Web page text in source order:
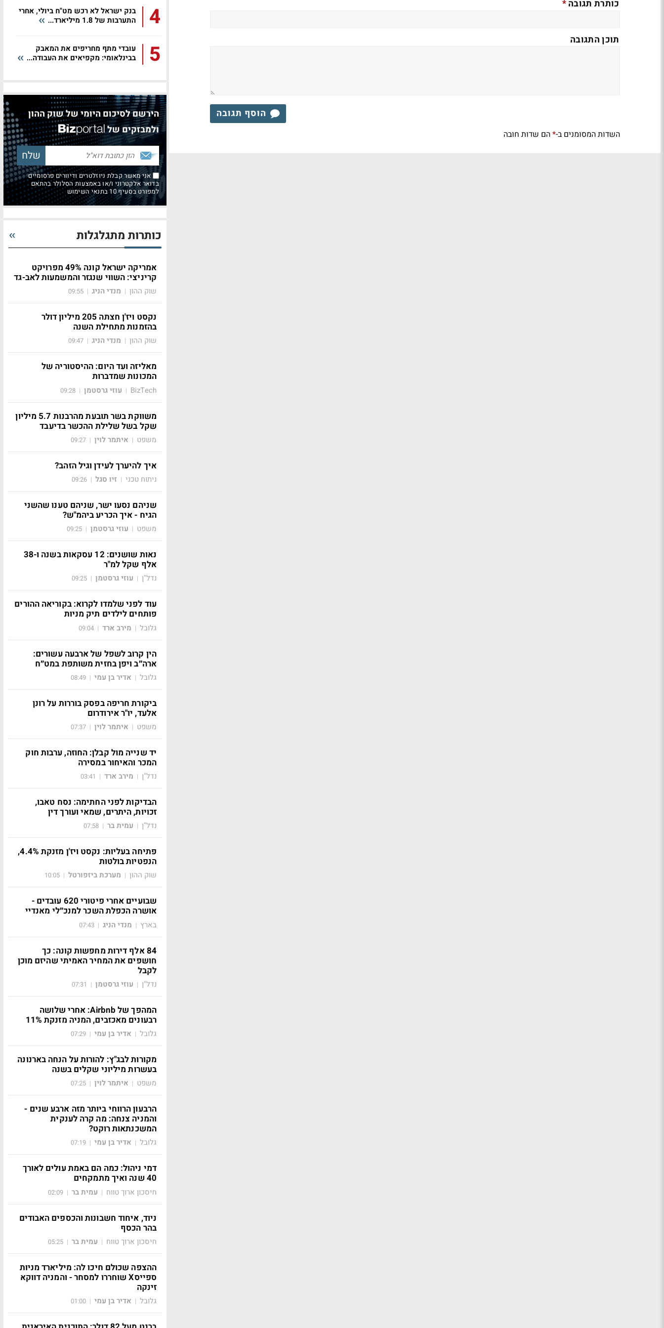
כותרת תגובה*
תוכן התגובה
הוסף תגובה
השדות המסומנים ב-*הם שדות חובה
4
בנק ישראל לא רכש מט"ח ביולי, אחרי
התערבות של 1.8 מיליארד...
5
עובדי מתף מחריפים את המאבק
בבינלאומי: מקפיאים את העבודה...
הירשם לסיכום היומי של שוק ההון
ולמבזקים של
אני מאשר קבלת ניוזלטרים ודיוורים פרסומיים
בדואר אלקטרוני ו/או באמצעות הסלולר בהתאם
למפורט בסעיף 10 בתנאי השימוש
כותרות מתגלגלות
אמריקה ישראל קונה 49% מפרויקט
קריניצי: השווי שנגזר והמשמעות לאב-גד
שוק ההון | מנדי הניג |
09:55
נקסט ויז'ן חצתה 205 מיליון דולר
בהזמנות מתחילת השנה
שוק ההון | מנדי הניג |
09:47
מאליזה ועד היום: ההיסטוריה של
המכונות שמדברות
BizTech
| עוזי גרסטמן |
09:28
משווקת בשר תובעת מהרבנות 5.7 מיליון
שקל בשל שלילת ההכשר בדיעבד
משפט | איתמר לוין |
09:27
איך להיערך לעידן וגיל הזהב?
ניתוח טכני | זיו סגל |
09:26
שניהם נסעו ישר, שניהם טענו שהשני
הגיח - איך הכריע ביהמ"ש?
משפט | עוזי גרסטמן |
09:25
נאות שושנים: 12 עסקאות בשנה ו-38
אלף שקל למ"ר
נדל"ן | עוזי גרסטמן |
09:25
עוד לפני שלמדו לקרוא: בקוריאה ההורים
פותחים לילדים תיק מניות
גלובל | מירב ארד |
09:04
הין קרוב לשפל של ארבעה עשורים:
ארה״ב ויפן בחזית משותפת במט״ח
גלובל | אדיר בן עמי |
08:49
ביקורת חריפה בפסק בוררות על רונן
אלעד, יו"ר אירודרום
משפט | איתמר לוין |
07:37
יד שנייה מול קבלן: החוזה, ערבות חוק
המכר והאיחור במסירה
נדל"ן | מירב ארד |
03:41
הבדיקות לפני החתימה: נסח טאבו,
זכויות, היתרים, שמאי ועורך דין
נדל"ן | עמית בר |
07:58
פתיחה בעליות: נקסט ויז'ן מזנקת 4.4%,
הנפטיות בולטות
שוק ההון | מערכת ביזפורטל |
10:05
שבועיים אחרי פיטורי 620 עובדים -
אושרה הכפלת השכר למנכ״לי מאנדיי
בארץ | מנדי הניג |
07:43
84 אלף דירות מחפשות קונה: כך
חושפים את המחיר האמיתי שהיזם מוכן
לקבל
נדל"ן | עוזי גרסטמן |
07:31
המהפך של Airbnb: אחרי שלושה
רבעונים מאכזבים, המניה מזנקת 11%
גלובל | אדיר בן עמי |
07:29
מקורות לבג"ץ: להורות על הנחה בארנונה
בעשרות מיליוני שקלים בשנה
משפט | איתמר לוין |
07:25
הרבעון הרווחי ביותר מזה ארבע שנים -
והמניה צנחה: מה קרה לענקית
המשכנתאות רוקט?
גלובל | אדיר בן עמי |
07:19
דמי ניהול: כמה הם באמת עולים לאורך
40 שנה ואיך מתמקחים
חיסכון ארוך טווח | עמית בר |
02:09
ניוד, איחוד חשבונות והכספים האבודים
בהר הכסף
חיסכון ארוך טווח | עמית בר |
05:25
ההצפה שכולם חיכו לה: מיליארד מניות
ספייסX שוחררו למסחר - והמניה דווקא
זינקה
גלובל | אדיר בן עמי |
01:00